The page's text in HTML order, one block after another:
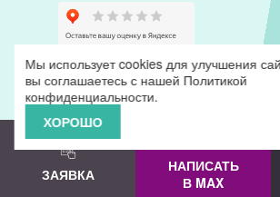
ЗАЯВКА
НАПИСАТЬ
В MAX
Мы использует cookies для улучшения
вы соглашаетесь с нашей Политикой
конфиденциальности.
ХОРОШО